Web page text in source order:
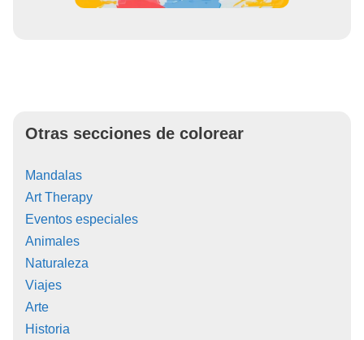
Otras secciones de colorear
Mandalas
Art Therapy
Eventos especiales
Animales
Naturaleza
Viajes
Arte
Historia